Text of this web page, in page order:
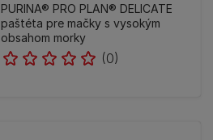
PURINA® PRO PLAN® DELICATE
paštéta pre mačky s vysokým
obsahom morky
(0)